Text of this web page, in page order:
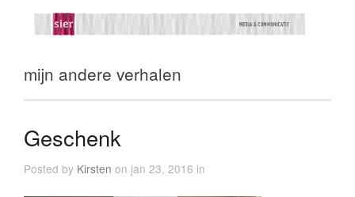
mijn andere verhalen
Geschenk
Posted by Kirsten on jan 23, 2016 in